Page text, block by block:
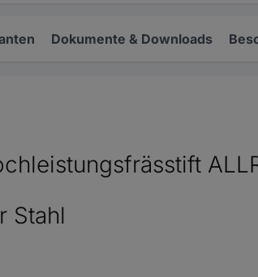
Dokumente & Downloads
Stahl